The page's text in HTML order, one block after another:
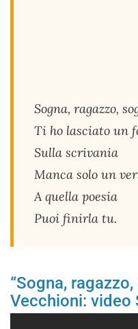
Sogna, ragazzo,
Ti ho lasciato un
Sulla scrivania
Manca solo un
A quella poesia
Puoi finirla tu.
“Sogna,
Vecchioni: video